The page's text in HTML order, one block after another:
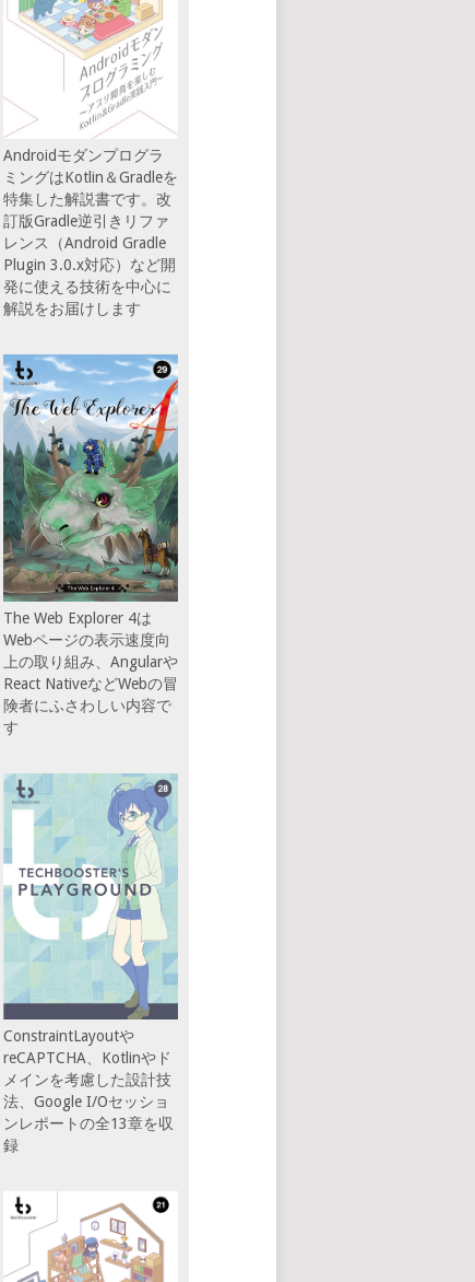
Androidモダンプログラ
ミングはKotlin＆Gradleを
特集した解説書です。改
訂版Gradle逆引きリファ
レンス（Android Gradle
Plugin 3.0.x対応）など開
発に使える技術を中心に
解説をお届けします
The Web Explorer 4は
Webページの表示速度向
上の取り組み、Angularや
React NativeなどWebの冒
険者にふさわしい内容で
す
ConstraintLayoutや
reCAPTCHA、Kotlinやド
メインを考慮した設計技
法、Google I/Oセッショ
ンレポートの全13章を収
録